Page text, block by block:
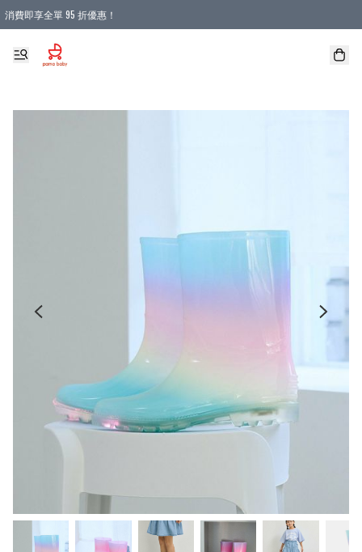
消費即享全單 95 折優惠！
購物滿 HKD 900.00即享免運費優惠！（適用於 本地送貨、本地取貨 )